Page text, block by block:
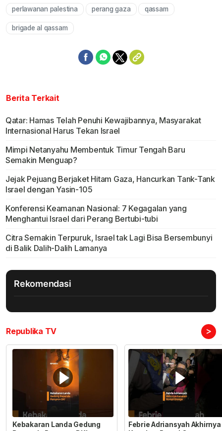
perlawanan palestina perang gaza qassam
brigade al qassam
Berita Terkait
Qatar: Hamas Telah Penuhi Kewajibannya, Masyarakat
Internasional Harus Tekan Israel
Mimpi Netanyahu Membentuk Timur Tengah Baru
Semakin Menguap?
Jejak Pejuang Berjaket Hitam Gaza, Hancurkan Tank-Tank
Israel dengan Yasin-105
Konferensi Keamanan Nasional: 7 Kegagalan yang
Menghantui Israel dari Perang Bertubi-tubi
Citra Semakin Terpuruk, Israel tak Lagi Bisa Bersembunyi
di Balik Dalih-Dalih Lamanya
Rekomendasi
Republika TV >
Kebakaran Landa Gedung
Febrie Adriansyah Akhirnya